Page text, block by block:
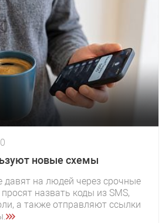
новые схемы
на людей через срочные
назвать коды из SMS,
а также отправляют ссылки